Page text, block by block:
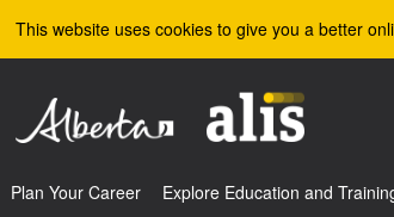
This website uses cookies to give you a better
Plan Your Career Explore Education and